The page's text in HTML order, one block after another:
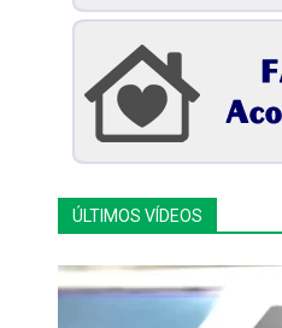
ÚLTIMOS VÍDEOS